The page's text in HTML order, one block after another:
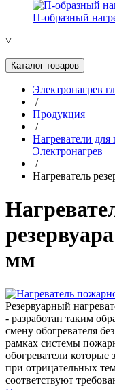
П-образный
˅
Каталог товаров
Электронагрев
/
Продукция
/
Нагреватели для
Электронагрев
/
Нагреватель
мм
Резервуарный
- разработан таким
смену обогревателя
рамках системы
обогреватели
при отрицательных
соответствуют